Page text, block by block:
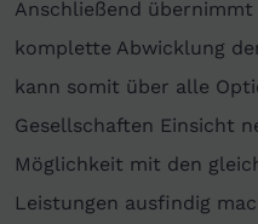
Anschließend übernimmt
komplette Abwicklung
kann somit über alle
Gesellschaften Einsicht
Möglichkeit mit den
Leistungen ausfindig